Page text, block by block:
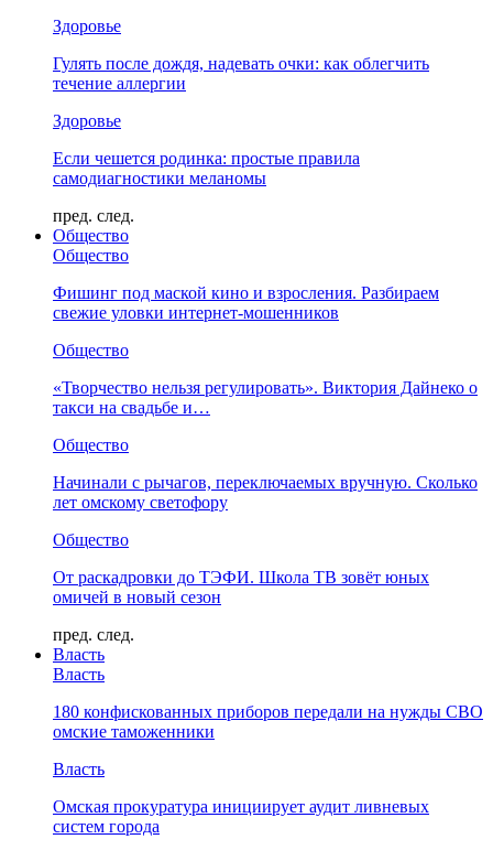
Здоровье
Гулять после дождя, надевать очки: как облегчить
течение аллергии
Здоровье
Если чешется родинка: простые правила
самодиагностики меланомы
пред. след.
Общество
Общество
Фишинг под маской кино и взросления. Разбираем
свежие уловки интернет-мошенников
Общество
«Творчество нельзя регулировать». Виктория Дайнеко о
такси на свадьбе и…
Общество
Начинали с рычагов, переключаемых вручную. Сколько
лет омскому светофору
Общество
От раскадровки до ТЭФИ. Школа ТВ зовёт юных
омичей в новый сезон
пред. след.
Власть
Власть
180 конфискованных приборов передали на нужды СВО
омские таможенники
Власть
Омская прокуратура инициирует аудит ливневых
систем города